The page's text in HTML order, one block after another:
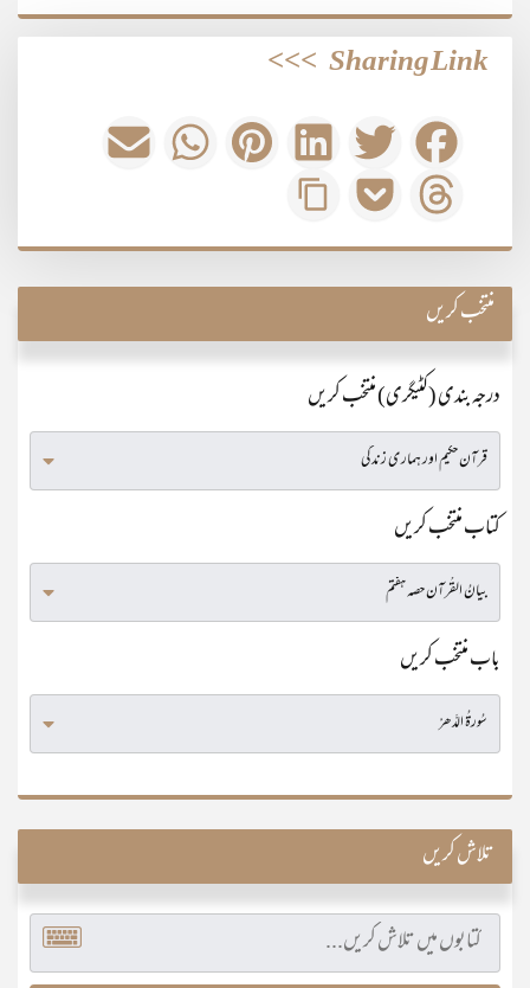
Sharing Link
>>>
منتخب کریں
درجہ بندی (کٹیگری) منتخب کریں
کتاب منتخب کریں
باب منتخب کریں
تلاش کریں